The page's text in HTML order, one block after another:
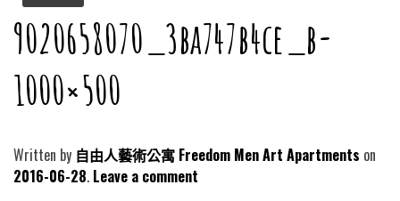
9020658070_3ba747b4ce_b-
1000×500
Written by 自由人藝術公寓 Freedom Men Art Apartments
2016-06-28 Leave a comment